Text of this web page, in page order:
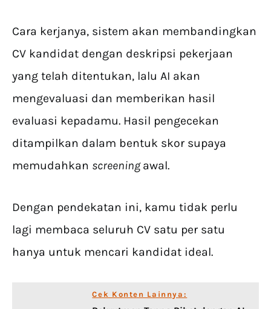
Cara kerjanya, sistem akan membandingkan
CV kandidat dengan deskripsi pekerjaan
yang telah ditentukan, lalu AI akan
mengevaluasi dan memberikan hasil
evaluasi kepadamu. Hasil pengecekan
ditampilkan dalam bentuk skor supaya
memudahkan screeningawal.
Dengan pendekatan ini, kamu tidak perlu
lagi membaca seluruh CV satu per satu
hanya untuk mencari kandidat ideal.
Cek Konten Lainnya: